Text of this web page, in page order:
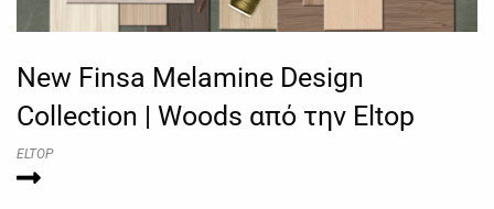
New Finsa Melamine Design
Collection | Woods από την Eltop
ELTOP